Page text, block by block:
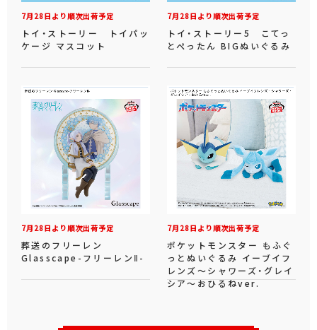
7月28日より順次出荷予定
トイ・ストーリー トイパッ
ケージ マスコット
7月28日より順次出荷予定
トイ・ストーリー5 こてっ
とぺったん BIGぬいぐるみ
7月28日より順次出荷予定
葬送のフリーレン
Glasscape-フリーレンⅡ-
7月28日より順次出荷予定
ポケットモンスター もふぐ
っとぬいぐるみ イーブイフ
レンズ～シャワーズ・グレイ
シア～おひるねver.